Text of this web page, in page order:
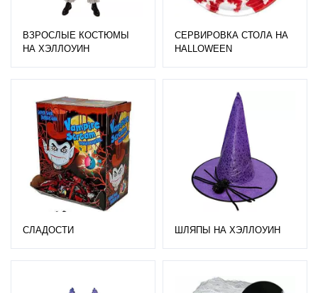
ВЗРОСЛЫЕ КОСТЮМЫ
НА ХЭЛЛОУИН
СЕРВИРОВКА СТОЛА НА
HALLOWEEN
СЛАДОСТИ ШЛЯПЫ НА ХЭЛЛОУИН